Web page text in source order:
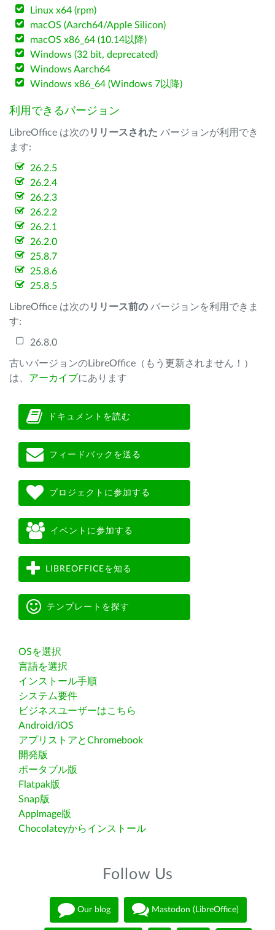
Linux x64 (rpm)
macOS (Aarch64/Apple Silicon)
macOS x86_64 (10.14以降)
Windows (32 bit, deprecated)
Windows Aarch64
Windows x86_64 (Windows 7以降)
利用できるバージョン
LibreOffice は次のリリースされた バージョンが利用でき
ます:
26.2.5
26.2.4
26.2.3
26.2.2
26.2.1
26.2.0
25.8.7
25.8.6
25.8.5
LibreOffice は次のリリース前の バージョンを利用できま
す:
26.8.0
古いバージョンのLibreOffice（もう更新されません！）
は、 アーカイブにあります
ドキュメントを読む
フィードバックを送る
プロジェクトに参加する
イベントに参加する
LIBREOFFICEを知る
テンプレートを探す
OSを選択
言語を選択
インストール手順
システム要件
ビジネスユーザーはこちら
Android/iOS
アプリストアとChromebook
開発版
ポータブル版
Flatpak版
Snap版
AppImage版
Chocolateyからインストール
Follow Us
Our blog Mastodon (LibreOffice)